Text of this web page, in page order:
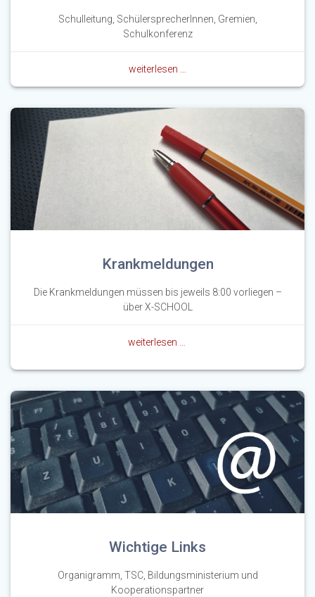
Schulleitung, SchülersprecherInnen, Gremien,
Schulkonferenz
weiterlesen …
Krankmeldungen
Die Krankmeldungen müssen bis jeweils 8:00 vorliegen –
über X-SCHOOL
weiterlesen …
Wichtige Links
Organigramm, TSC, Bildungsministerium und
Kooperationspartner